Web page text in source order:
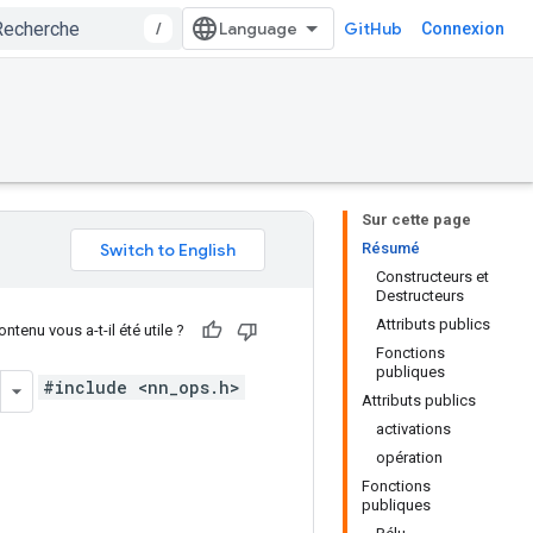
/ GitHub Connexion
Sur cette page
Résumé
Constructeurs et
Destructeurs
Attributs publics
Fonctions
publiques
Attributs publics
activations
opération
Fonctions
publiques
vous a-t-il été utile ?
#include <nn_ops.h>